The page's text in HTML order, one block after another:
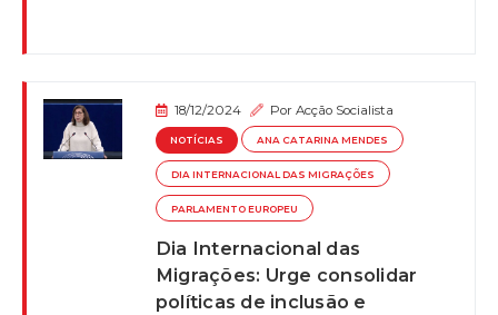
18/12/2024 PorAcção Socialista
NOTÍCIAS ANA CATARINA MENDES
DIA INTERNACIONAL DAS MIGRAÇÕES
PARLAMENTO EUROPEU
Dia Internacional das
Migrações: Urge consolidar
políticas de inclusão e